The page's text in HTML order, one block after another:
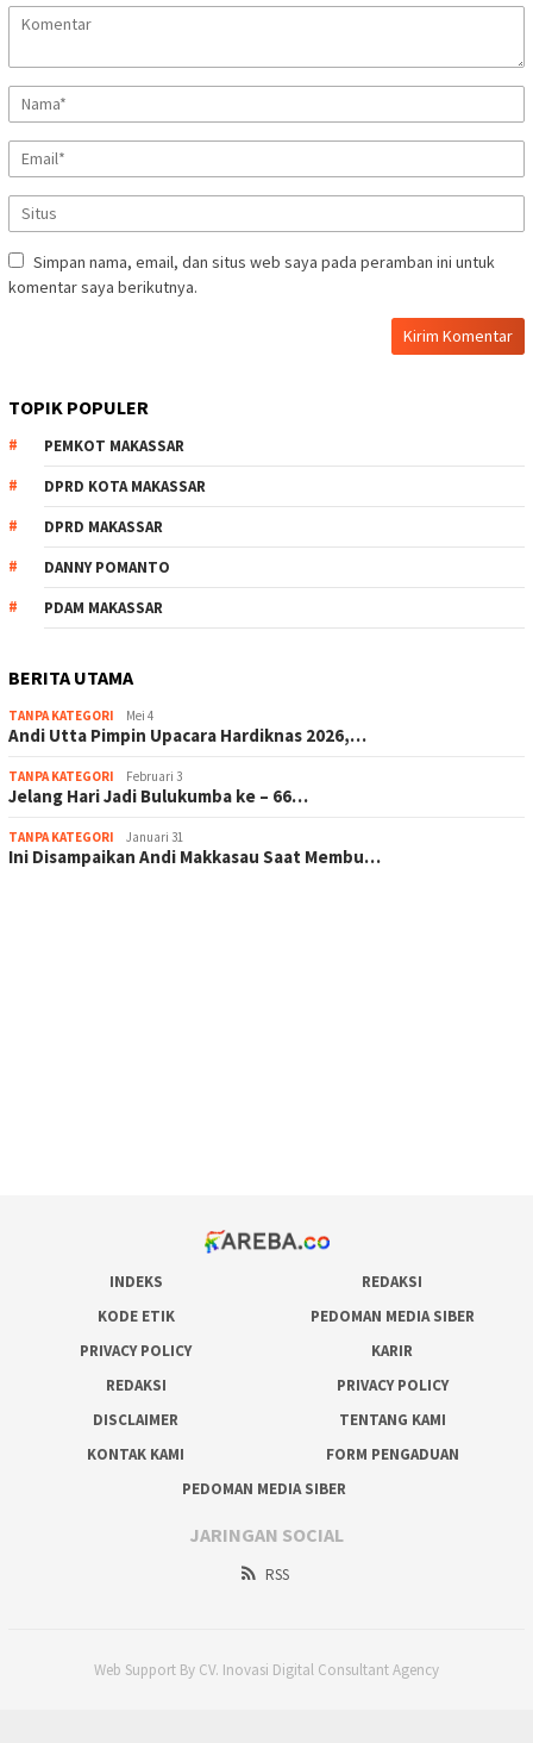
Simpan nama, email, dan situs web saya pada peramban ini untuk
komentar saya berikutnya.
TOPIK POPULER
PEMKOT MAKASSAR
DPRD KOTA MAKASSAR
DPRD MAKASSAR
DANNY POMANTO
PDAM MAKASSAR
BERITA UTAMA
TANPA KATEGORI Mei 4
Andi Utta Pimpin Upacara Hardiknas 2026,…
TANPA KATEGORI Februari 3
Jelang Hari Jadi Bulukumba ke – 66…
TANPA KATEGORI Januari 31
Ini Disampaikan Andi Makkasau Saat Membu…
INDEKS
REDAKSI
KODE ETIK
PEDOMAN MEDIA SIBER
PRIVACY POLICY
KARIR
REDAKSI
PRIVACY POLICY
DISCLAIMER
TENTANG KAMI
KONTAK KAMI
FORM PENGADUAN
PEDOMAN MEDIA SIBER
JARINGAN SOCIAL
RSS
Web Support By CV. Inovasi Digital Consultant Agency